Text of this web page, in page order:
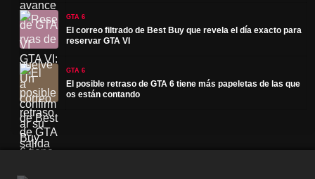
GTA 6
El correo filtrado de Best Buy que revela el día exacto para
reservar GTA VI
GTA 6
El posible retraso de GTA 6 tiene más papeletas de las que
os están contando